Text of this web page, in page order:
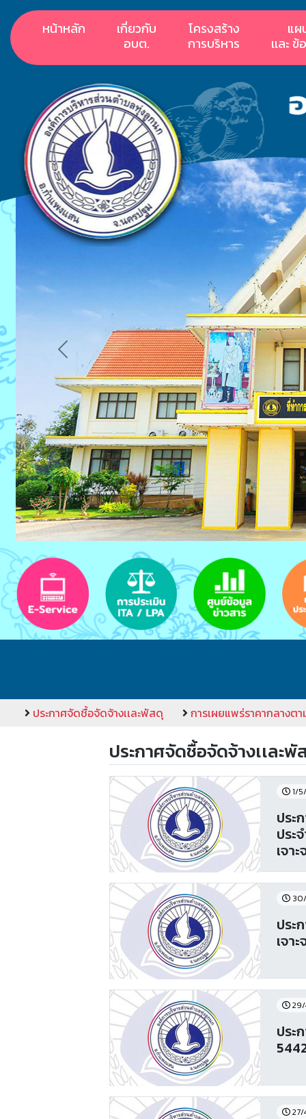
หน้าหลัก
เกี่ยวกับ
อบต.
โครงสร้าง
การบริหาร
แผ
เเละ
Previous
ประกาศจัดชื้อจัดจ้างเเละพัสดุ การเผยแพร่ราคากลางต
ประกาศจัดชื้อจัดจ้างเเละพั
1/
ประ
ประ
เจา
30/
ประ
เจา
29/
ประ
27/